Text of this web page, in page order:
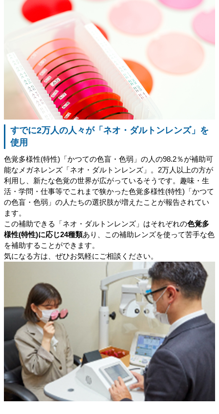
すでに2万人の人々が「ネオ・ダルトンレンズ」を
使用
色覚多様性(特性)「かつての色盲・色弱」の人の98.2％が補助可
能なメガネレンズ「ネオ・ダルトンレンズ」。2万人以上の方が
利用し、新たな色覚の世界が広がっているそうです。趣味・生
活・学問・仕事等でこれまで狭かった色覚多様性(特性)「かつて
の色盲・色弱」の人たちの選択肢が増えたことが報告されてい
ます。
この補助できる「ネオ・ダルトンレンズ」はそれぞれの色覚多
様性(特性)に応じ24種類あり、この補助レンズを使って苦手な色
を補助することができます。
気になる方は、ぜひお気軽にご相談ください。